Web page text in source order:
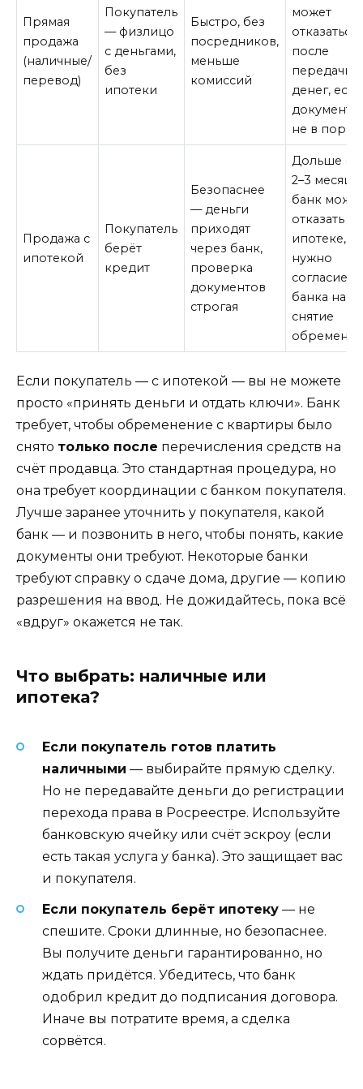
Прямая
продажа
(наличные/
перевод)
Покупатель
— физлицо
с деньгами,
без
ипотеки
Быстро, без
посредников,
меньше
комиссий
может
отказаться
после
передачи
денег, если
документы
не в
Продажа с
ипотекой
Покупатель
берёт
кредит
Безопаснее
— деньги
приходят
через банк,
проверка
документов
строгая
Дольше
2–3
банк
отказать в
ипотеке,
нужно
согласие
банка на
снятие
Если покупатель — с ипотекой — вы не можете
просто «принять деньги и отдать ключи». Банк
требует, чтобы обременение с квартиры было
снято только после перечисления средств на
счёт продавца. Это стандартная процедура, но
она требует координации с банком покупателя.
Лучше заранее уточнить у покупателя, какой
банк — и позвонить в него, чтобы понять, какие
документы они требуют. Некоторые банки
требуют справку о сдаче дома, другие — копию
разрешения на ввод. Не дожидайтесь, пока всё
«вдруг» окажется не так.
Что выбрать: наличные или
ипотека?
Если покупатель готов платить
наличными — выбирайте прямую сделку.
Но не передавайте деньги до регистрации
перехода права в Росреестре. Используйте
банковскую ячейку или счёт эскроу (если
есть такая услуга у банка). Это защищает вас
и покупателя.
Если покупатель берёт ипотеку — не
спешите. Сроки длинные, но безопаснее.
Вы получите деньги гарантированно, но
ждать придётся. Убедитесь, что банк
одобрил кредит до подписания договора.
Иначе вы потратите время, а сделка
сорвётся.